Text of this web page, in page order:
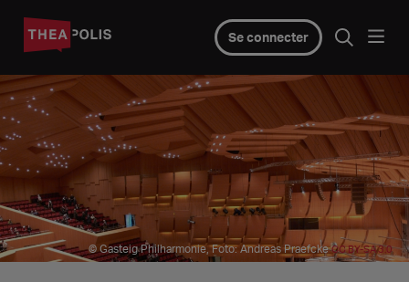
Se connecter
© Gasteig Philharmonie, Foto: Andreas PraefckeCC BY-SA 3.0